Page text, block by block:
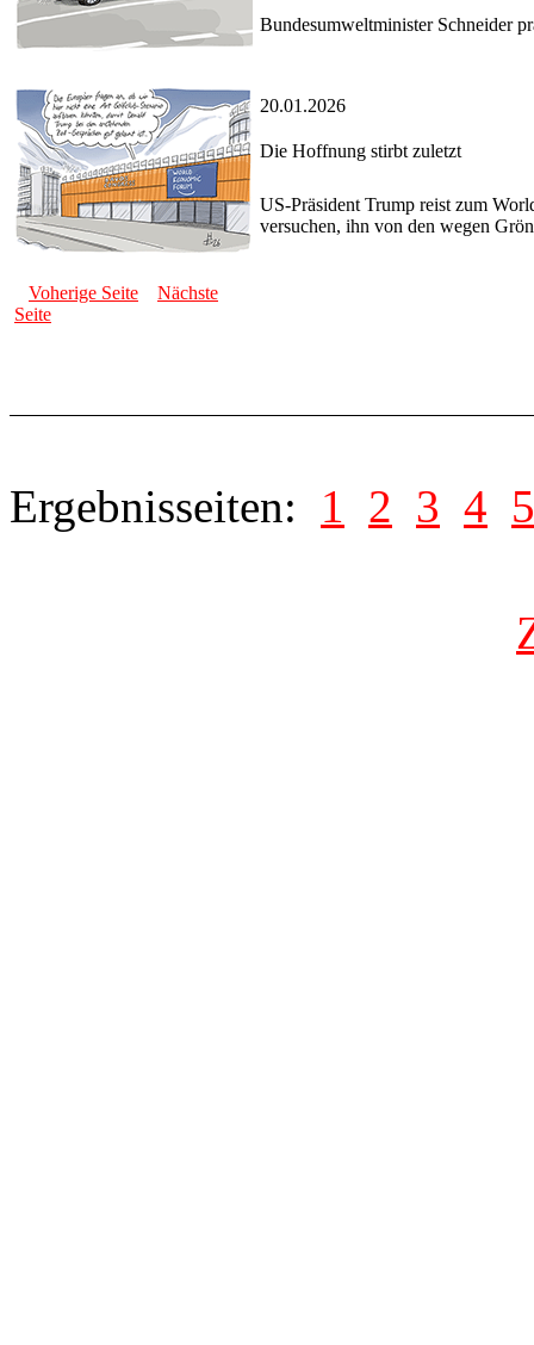
Bundesumweltminister Schneider
20.01.2026
Die Hoffnung stirbt zuletzt
US-Präsident Trump reist zum
versuchen, ihn von den wegen
Voherige Seite
Nächste
Seite
Ergebnisseiten: 1 2 3 4 5